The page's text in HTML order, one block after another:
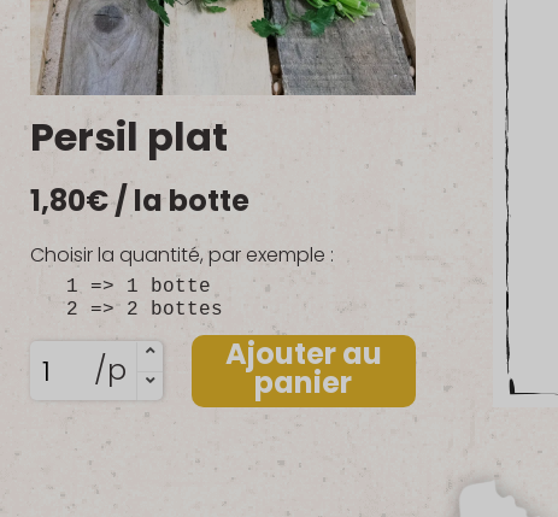
Persil plat
1,80€/ la botte
Choisir la quantité, par exemple :
1 => 1 botte
2 => 2 bottes
quantité
de
Persil
plat
/p Ajouter au
panier